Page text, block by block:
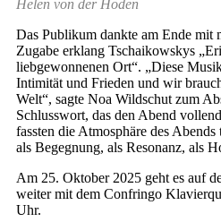
Helen von der Höden
Das Publikum dankte am Ende mit
Zugabe erklang Tschaikowskys
liebgewonnenen Ort“. „Diese
Intimität und Frieden und wir
Welt“, sagte Noa Wildschut zum
Schlusswort, das den Abend
fassten die Atmosphäre des
als Begegnung, als Resonanz, als
Am 25. Oktober 2025 geht es auf
weiter mit dem Confringo
Uhr.